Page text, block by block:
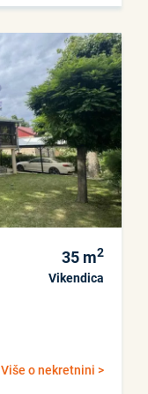
35 m2
Vikendica
Više o nekretnini >